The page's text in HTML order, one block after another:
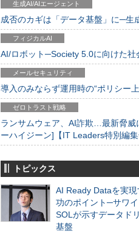
生成AI/AIエージェント
成否のカギは「データ基盤」に─生
フィジカルAI
AI/ロボット─Society 5.0に向けた社
メールセキュリティ
導入のみならず運用時の“ポリシー
ゼロトラスト戦略
ランサムウェア、AI詐欺…最新脅威
ーハイジーン]【IT Leaders特別編集
トピックス
AI Ready Dataを実
功のポイント─サワ
SOLが示すデータド
基盤